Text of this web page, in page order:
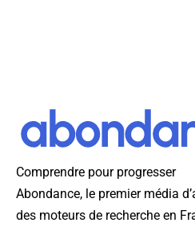
Comprendre pour progresser
Abondance, le premier média
des moteurs de recherche en